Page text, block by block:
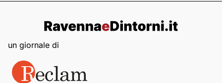
un giornale di